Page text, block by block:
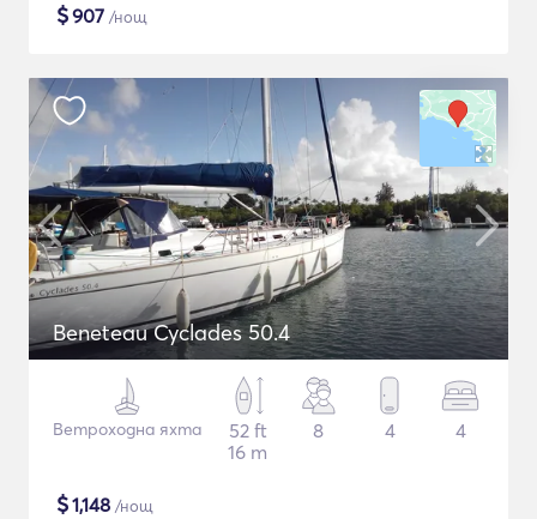
$907 /нощ
Beneteau Cyclades 50.4
Ветроходна яхта
52 ft
16 m
8 4 4
$1,148 /нощ